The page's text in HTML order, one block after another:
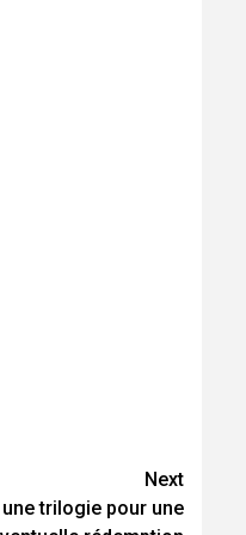
Next
trilogie pour une